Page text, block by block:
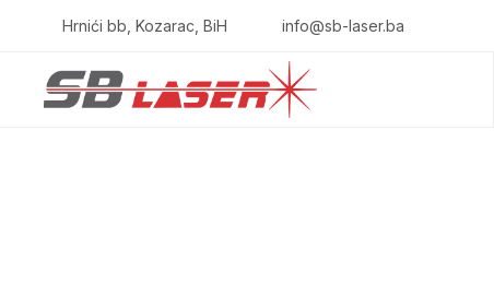
Hrnići bb, Kozarac, BiH info@sb-laser.ba